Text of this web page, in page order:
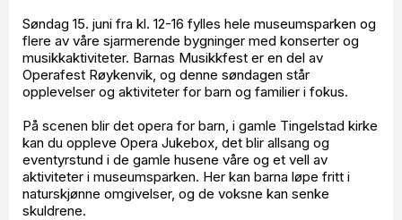
Søndag 15. juni fra kl. 12-16 fylles hele museumsparken og
flere av våre sjarmerende bygninger med konserter og
musikkaktiviteter. Barnas Musikkfest er en del av
Operafest Røykenvik, og denne søndagen står
opplevelser og aktiviteter for barn og familier i fokus.
På scenen blir det opera for barn, i gamle Tingelstad kirke
kan du oppleve Opera Jukebox, det blir allsang og
eventyrstund i de gamle husene våre og et vell av
aktiviteter i museumsparken. Her kan barna løpe fritt i
naturskjønne omgivelser, og de voksne kan senke
skuldrene.